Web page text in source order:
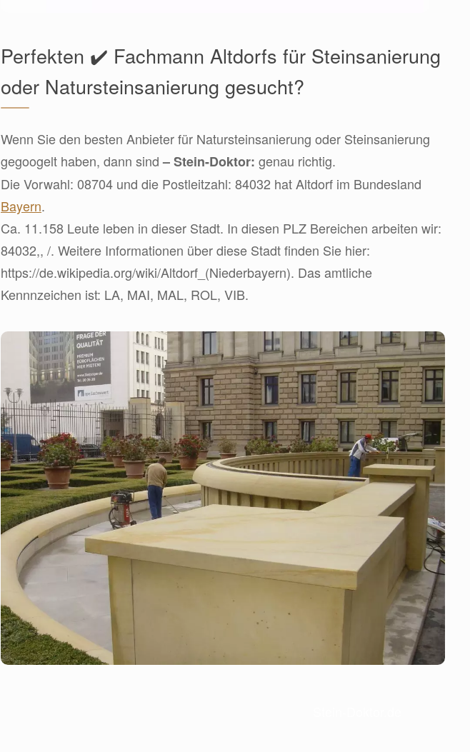
Perfekten ✔️ Fachmann Altdorfs für Steinsanierung
oder Natursteinsanierung gesucht?
Wenn Sie den besten Anbieter für Natursteinsanierung oder Steinsanierung
gegoogelt haben, dann sind– Stein-Doktor: genau richtig.
Die Vorwahl: 08704 und die Postleitzahl: 84032 hat Altdorf im Bundesland
Bayern.
Ca. 11.158 Leute leben in dieser Stadt. In diesen PLZ Bereichen arbeiten wir:
84032,, /. Weitere Informationen über diese Stadt finden Sie hier:
https://de.wikipedia.org/wiki/Altdorf_(Niederbayern). Das amtliche
Kennnzeichen ist: LA, MAI, MAL, ROL, VIB.